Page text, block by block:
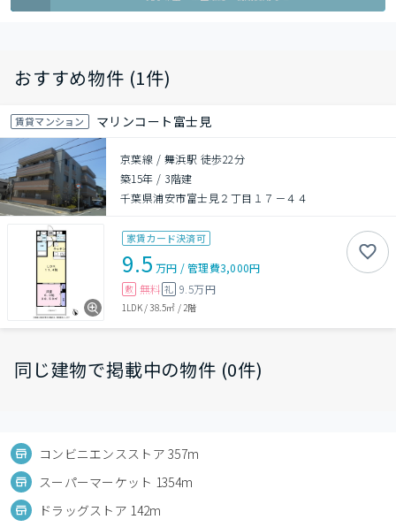
おすすめ物件 (1件)
賃貸マンション マリンコート富士見
京葉線 / 舞浜駅 徒歩22分
築15年 / 3階建
千葉県浦安市富士見２丁目１７－４４
家賃カード決済可
9.5 万円 /管理費3,000円
敷 無料 礼 9.5万円
1LDK/38.5㎡ /2階
同じ建物で掲載中の物件 (0件)
コンビニエンスストア 357m
スーパーマーケット 1354m
ドラッグストア 142m